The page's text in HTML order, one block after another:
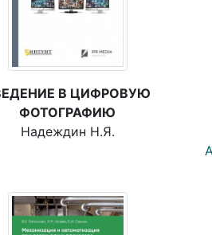
В ЦИФРОВУЮ
ФОТОГРАФИЮ
Надеждин Н.Я.